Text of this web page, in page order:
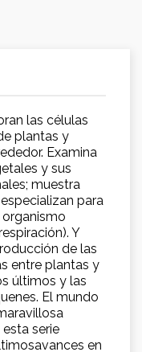
las células
plantas y
Examina
y sus
muestra
para
Y
de las
entre plantas y
últimos y las
El mundo
serie
en